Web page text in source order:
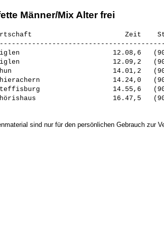
Männer/Mix Alter frei
Zeit
12.08,6
12.09,2
14.01,2
14.24,0
14.55,6
sind nur für den persönlichen Gebrauch